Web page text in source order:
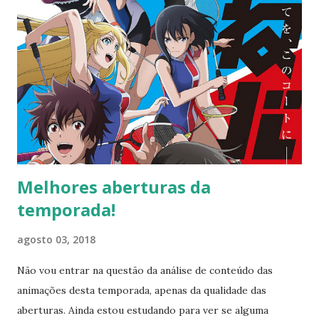
suas últimas forças contra o “desespero”, enquanto seu
capitão permanecia preso, sem conseguir prestar auxílio à
sua tropa. O interessante é uma questão subjetiva que meu
inconsciente relacionou a este capítulo: o fim do
desespero, com a derrota do maligno, quando tudo parecia
perdido, graças ao capitão. Não tem relação nenhuma, mas,
sim, eu relacionei esta cena ao nosso capitão Jair
Bolsonaro. Enquanto ele ...
Melhores aberturas da
temporada!
agosto 03, 2018
Não vou entrar na questão da análise de conteúdo das
animações desta temporada, apenas da qualidade das
aberturas. Ainda estou estudando para ver se alguma